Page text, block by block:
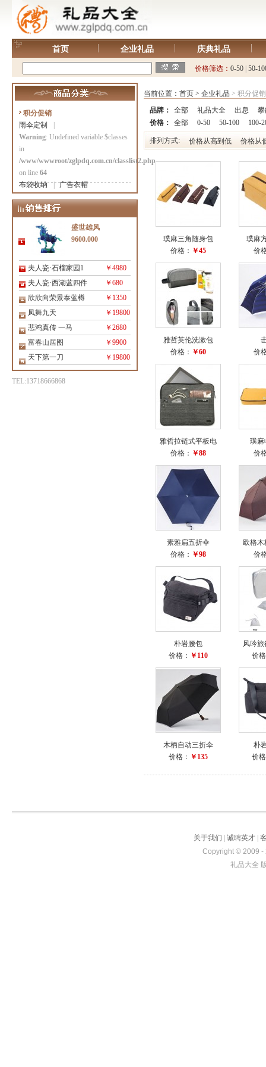
首页 企业礼品 庆典礼品
价格筛选： 0-50 50-
积分促销
雨伞定制
Warning: Undefined variable $classes
in
/www/wwwroot/zglpdq.com.cn/classlist2.php
on line 64
布袋收纳
广告衣帽
盛世雄风
9600.000
夫人瓷·石榴家园1
￥4980
夫人瓷·西湖蓝四件
￥680
欣欣向荣景泰蓝樽
￥1350
凤舞九天
￥19800
悲鸿真传 一马
￥2680
富春山居图
￥9900
天下第一刀
￥19800
TEL:13718666868
当前位置： 首页 > 企业礼品 > 积分促销
品牌：
全部 礼品大全 出息
价格：
全部 0-50 50-100 100-
排列方式: 价格从高到低 价格从
璞麻三角随身包
价格： ￥45
璞麻
价
雅哲英伦洗漱包
价格： ￥60
价
雅哲拉链式平板电
价格： ￥88
璞麻
价
素雅扁五折伞
价格： ￥98
欧格
价
朴岩腰包
价格： ￥110
风吟
价
木柄自动三折伞
价格： ￥135
朴
价
关于我们 诚聘英才
Copyright © 2009 -
礼品大全